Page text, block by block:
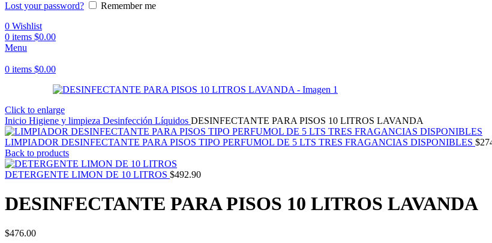
Lost your password?
Remember me
0 Wishlist
0 items $0.00
Menu
0 items $0.00
Click to enlarge
Inicio Higiene y limpieza Desinfección Líquidos DESINFECTANTE PARA PISOS 10 LITROS LAVANDA
LIMPIADOR DESINFECTANTE PARA PISOS TIPO PERFUMOL DE 5 LTS TRES FRAGANCIAS DISPONIBLES $
Back to products
DETERGENTE LIMON DE 10 LITROS $492.90
DESINFECTANTE PARA PISOS 10 LITROS LAVANDA
$476.00